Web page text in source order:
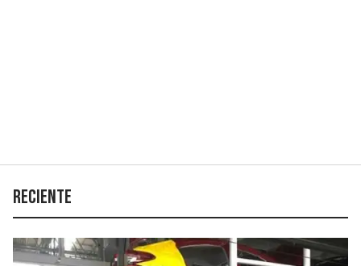
Reciente